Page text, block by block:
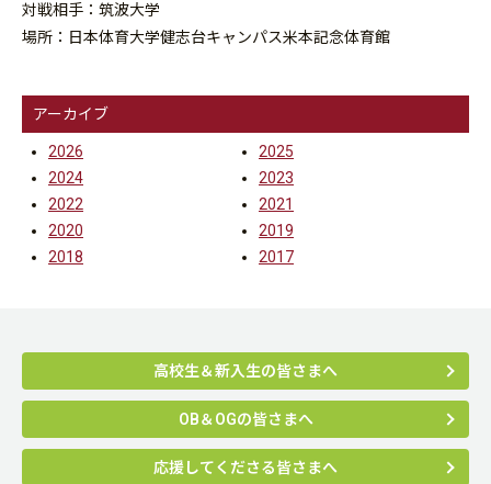
対戦相手：筑波大学
場所：日本体育大学健志台キャンパス米本記念体育館
アーカイブ
2026
2025
2024
2023
2022
2021
2020
2019
2018
2017
高校生＆新入生の皆さまへ
OB＆OGの皆さまへ
応援してくださる皆さまへ